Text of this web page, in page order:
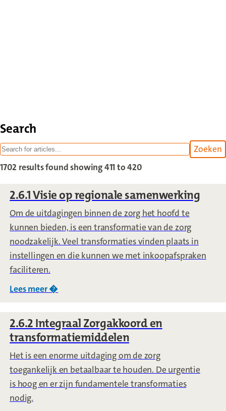
Search
Zoeken
1702 results foundshowing 411 to 420
2.6.1 Visie op regionale samenwerking
Om de uitdagingen binnen de zorg het hoofd te
kunnen bieden, is een transformatie van de zorg
noodzakelijk. Veel transformaties vinden plaats in
instellingen en die kunnen we met inkoopafspraken
faciliteren.
Lees meer �
2.6.2 Integraal Zorgakkoord en
transformatiemiddelen
Het is een enorme uitdaging om de zorg
toegankelijk en betaalbaar te houden. De urgentie
is hoog en er zijn fundamentele transformaties
nodig.